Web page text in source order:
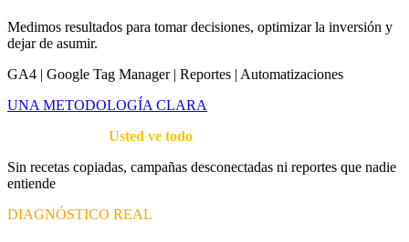
Medimos resultados para tomar decisiones, optimizar la inversión y
dejar de asumir.
GA4 | Google Tag Manager | Reportes | Automatizaciones
UNA METODOLOGÍA CLARA
Usted ve todo
Sin recetas copiadas, campañas desconectadas ni reportes que nadie
entiende
DIAGNÓSTICO REAL